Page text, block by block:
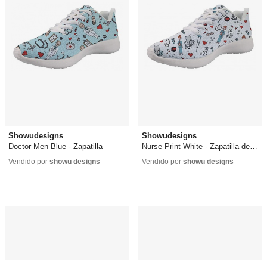
Showudesigns
Doctor Men Blue - Zapatilla
26,99 €
Vendido porshowu designs
Showudesigns
Nurse Print White - Zapatilla de enfermera
26,99 €
Vendido por showu designs